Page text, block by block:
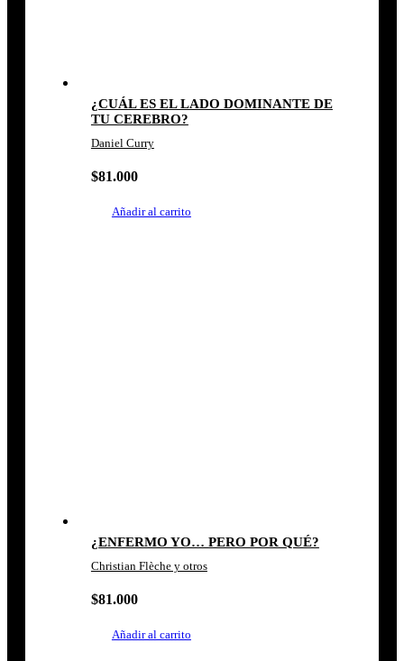
¿CUÁL ES EL LADO DOMINANTE DE
TU CEREBRO?
Daniel Curry
$81.000
Añadir al carrito
¿ENFERMO YO… PERO POR QUÉ?
Christian Flèche y otros
$81.000
Añadir al carrito